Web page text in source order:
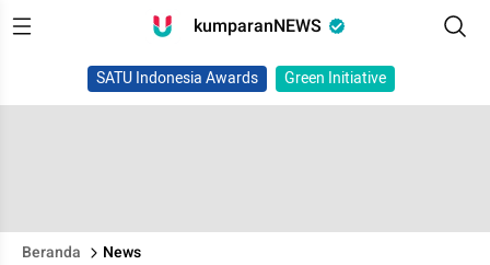
kumparanNEWS
SATU Indonesia Awards Green Initiative
Beranda News